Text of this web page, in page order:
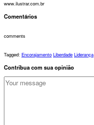
www.ilustrar.com.br
Comentários
comments
Tagged: Encorajamento Liberdade Liderança
Contribua com sua opinião